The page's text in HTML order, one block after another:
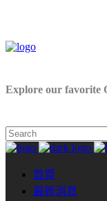
Explore our favorite
首頁
最新消息